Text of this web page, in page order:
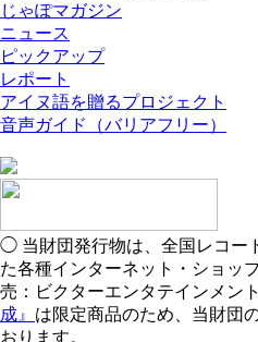
じゃぽマガジン
ニュース
ピックアップ
レポート
アイヌ語を贈るプロジェクト
音声ガイド（バリアフリー）
◯ 当財団発行物は、全国レコー
た各種インターネット・ショッ
売：ビクターエンタテインメン
成』 は限定商品のため、当財団
おります。